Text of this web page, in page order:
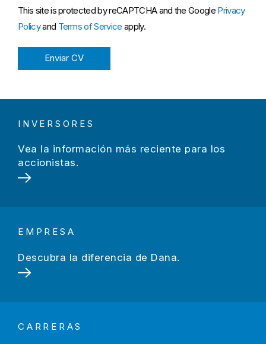
This site is protected by reCAPTCHA and the Google Privacy
Policyand Terms of Service apply.
INVERSORES
Vea la información más reciente para los
accionistas.
EMPRESA
Descubra la diferencia de Dana.
CARRERAS